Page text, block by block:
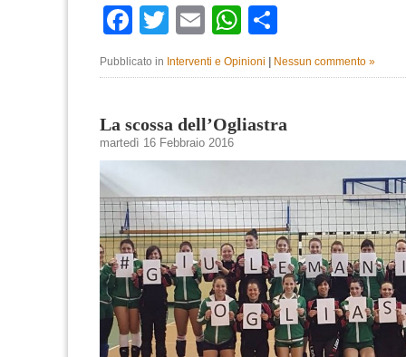
Facebook
TwitterEmailWhatsApp
Pubblicato in Interventi e Opinioni Nessun commento »
La scossa dell’Ogliastra
martedì 16 Febbraio 2016